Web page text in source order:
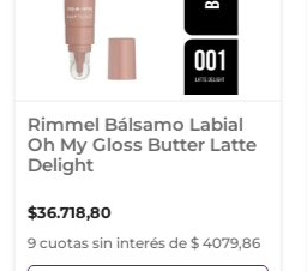
Rimmel Bálsamo Labial
Oh My Gloss Butter Latte
Delight
$36.718,80
9 cuotas sin interés de $ 4079,86